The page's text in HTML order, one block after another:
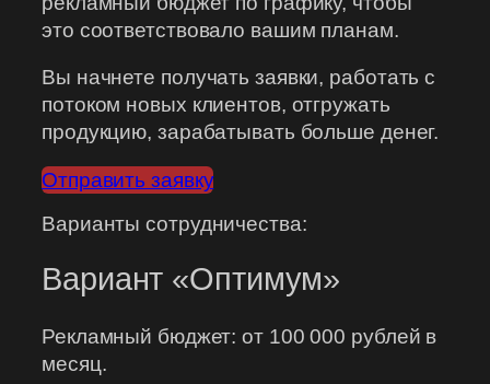
это соответствовало вашим планам.
Вы начнете получать заявки, работать с
потоком новых клиентов, отгружать
продукцию, зарабатывать больше денег.
Отправить заявку
Варианты сотрудничества:
Вариант «Оптимум»
Рекламный бюджет: от 100 000 рублей в
месяц.